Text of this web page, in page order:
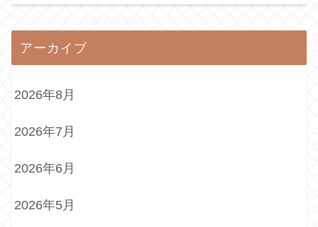
アーカイブ
2026年8月
2026年7月
2026年6月
2026年5月